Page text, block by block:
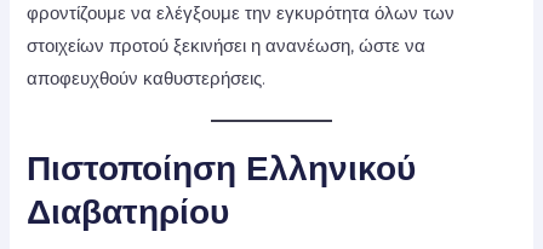
φροντίζουμε να ελέγξουμε την εγκυρότητα όλων των
στοιχείων προτού ξεκινήσει η ανανέωση, ώστε να
αποφευχθούν καθυστερήσεις.
Πιστοποίηση Ελληνικού
Διαβατηρίου